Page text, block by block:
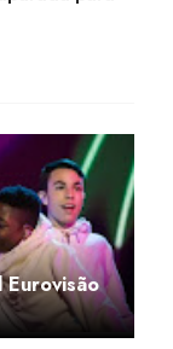
Eurovisão